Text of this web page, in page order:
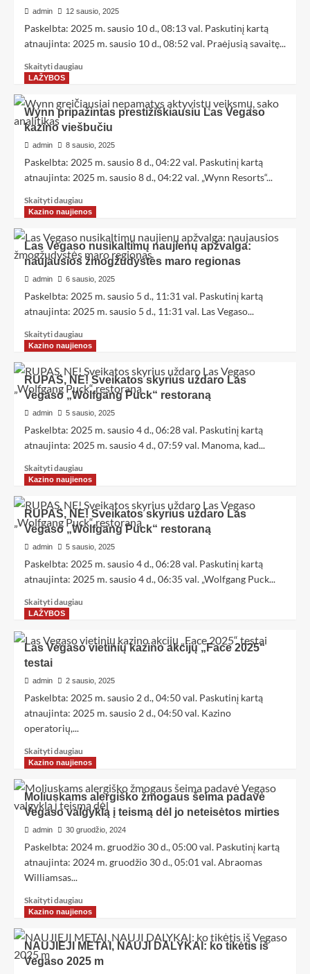
admin 12 sausio, 2025
Paskelbta: 2025 m. sausio 10 d., 08:13 val. Paskutinį kartą
atnaujinta: 2025 m. sausio 10 d., 08:52 val. Praėjusią savaitę...
Skaityti daugiau
LAŽYBOS
Wynn pripažintas prestižiškiausiu Las Vegaso
kazino viešbučiu
admin 8 sausio, 2025
Paskelbta: 2025 m. sausio 8 d., 04:22 val. Paskutinį kartą
atnaujinta: 2025 m. sausio 8 d., 04:22 val. „Wynn Resorts“...
Skaityti daugiau
Kazino naujienos
Las Vegaso nusikaltimų naujienų apžvalga:
naujausios žmogžudystės maro regionas
admin 6 sausio, 2025
Paskelbta: 2025 m. sausio 5 d., 11:31 val. Paskutinį kartą
atnaujinta: 2025 m. sausio 5 d., 11:31 val. Las Vegaso...
Skaityti daugiau
Kazino naujienos
RUPAS, NE! Sveikatos skyrius uždaro Las
Vegaso „Wolfgang Puck“ restoraną
admin 5 sausio, 2025
Paskelbta: 2025 m. sausio 4 d., 06:28 val. Paskutinį kartą
atnaujinta: 2025 m. sausio 4 d., 07:59 val. Manoma, kad...
Skaityti daugiau
Kazino naujienos
RUPAS, NE! Sveikatos skyrius uždaro Las
Vegaso „Wolfgang Puck“ restoraną
admin 5 sausio, 2025
Paskelbta: 2025 m. sausio 4 d., 06:28 val. Paskutinį kartą
atnaujinta: 2025 m. sausio 4 d., 06:35 val. „Wolfgang Puck...
Skaityti daugiau
LAŽYBOS
Las Vegaso vietinių kazino akcijų „Face 2025“
testai
admin 2 sausio, 2025
Paskelbta: 2025 m. sausio 2 d., 04:50 val. Paskutinį kartą
atnaujinta: 2025 m. sausio 2 d., 04:50 val. Kazino
operatorių,...
Skaityti daugiau
Kazino naujienos
Moliuskams alergiško žmogaus šeima padavė
Vegaso valgyklą į teismą dėl jo neteisėtos mirties
admin 30 gruodžio, 2024
Paskelbta: 2024 m. gruodžio 30 d., 05:00 val. Paskutinį kartą
atnaujinta: 2024 m. gruodžio 30 d., 05:01 val. Abraomas
Williamsas...
Skaityti daugiau
Kazino naujienos
NAUJIEJI METAI, NAUJI DALYKAI: ko tikėtis iš
Vegaso 2025 m